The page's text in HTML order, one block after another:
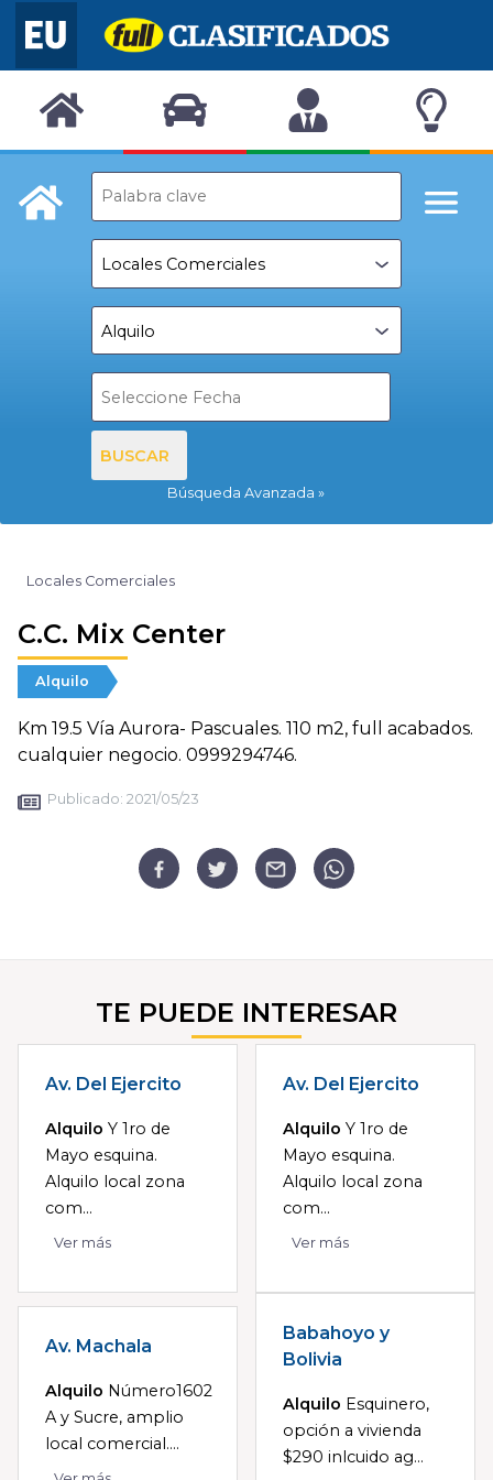
BUSCAR
Búsqueda Avanzada
Locales Comerciales
C.C. Mix Center
Alquilo
Km 19.5 Vía Aurora- Pascuales. 110 m2, full acabados.
cualquier negocio. 0999294746.
Publicado: 2021/05/23
TE PUEDE INTERESAR
Av. Del Ejercito
Alquilo Y 1ro de
Mayo esquina.
Alquilo local zona
com...
Ver más
Av. Del Ejercito
Alquilo Y 1ro de
Mayo esquina.
Alquilo local zona
com...
Ver más
Av. Machala
Alquilo Número1602
A y Sucre, amplio
local comercial....
Babahoyo y
Bolivia
Alquilo Esquinero,
opción a vivienda
$290 inlcuido ag...